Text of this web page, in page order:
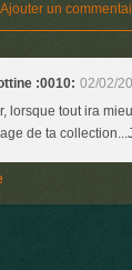
Ajouter un
:0010: 02/02/
lorsque tout ira
de ta